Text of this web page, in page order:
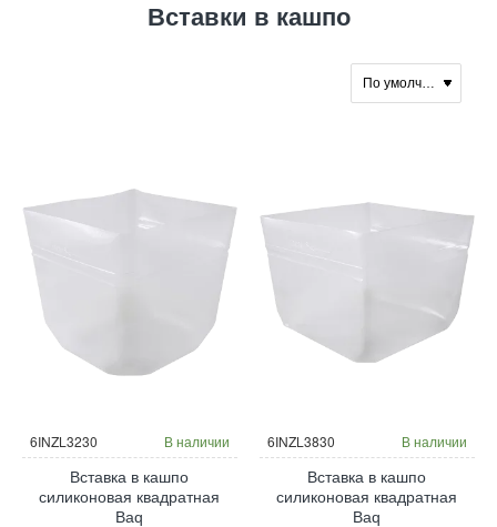
Вставки в кашпо
6INZL3230 В наличии
Вставка в кашпо
силиконовая квадратная
Baq
6INZL3830 В наличии
Вставка в кашпо
силиконовая квадратная
Baq